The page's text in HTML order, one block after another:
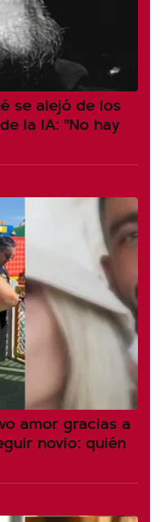
se alejó de los
la IA: "No hay
amor gracias a
novio: quién